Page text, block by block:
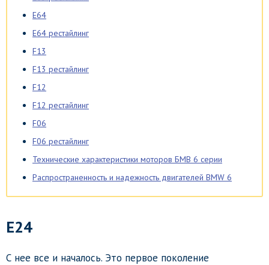
E64
E64 рестайлинг
F13
F13 рестайлинг
F12
F12 рестайлинг
F06
F06 рестайлинг
Технические характеристики моторов БМВ 6 серии
Распространенность и надежность двигателей BMW 6
E24
С нее все и началось. Это первое поколение